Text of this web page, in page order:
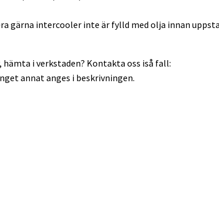
gärna intercooler inte är fylld med olja innan
i verkstaden? Kontakta oss iså fall:
annat anges i beskrivningen.